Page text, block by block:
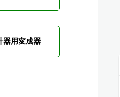
器用変成器